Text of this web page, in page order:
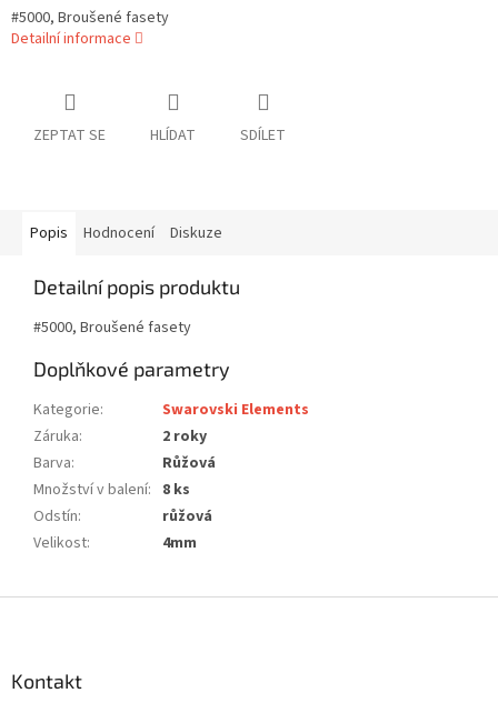
#5000, Broušené fasety
Detailní informace
ZEPTAT SE HLÍDAT SDÍLET
Popis Hodnocení Diskuze
Detailní popis produktu
#5000, Broušené fasety
Doplňkové parametry
Kategorie:
Swarovski Elements
Záruka:
2 roky
Barva:
Růžová
Množství v balení: 8 ks
Odstín:
růžová
Velikost: 4mm
Kontakt